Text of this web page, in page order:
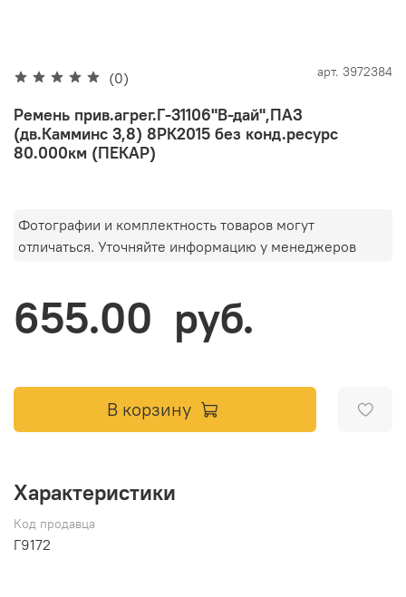
(0) арт. 3972384
Ремень прив.агрег.Г-31106"В-дай",ПАЗ
(дв.Камминс 3,8) 8РК2015 без конд.ресурс
80.000км (ПЕКАР)
Фотографии и комплектность товаров могут
отличаться. Уточняйте информацию у менеджеров
655.00 руб.
В корзину
Характеристики
Код продавца
Г9172